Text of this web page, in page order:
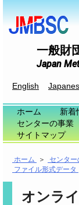
一般財
Japan
English
ホーム 新着
センターの事業
サイトマップ
ホーム ＞ センタ
ファイル形式データ
オンラ